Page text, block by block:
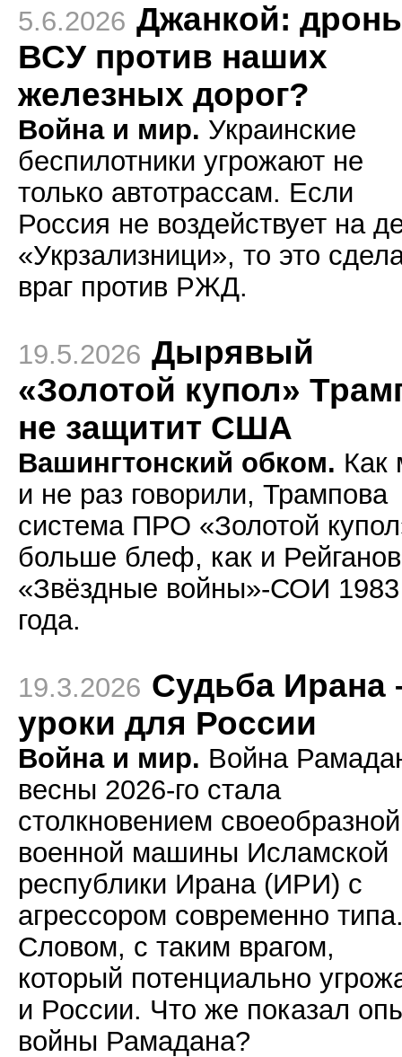
5.6.2026 Джанкой:
ВСУ против наших
железных дорог?
Война и мир. Украинские
беспилотники угрожают не
только автотрассам. Если
Россия не воздействует на
«Укрзализници», то это
враг против РЖД.
19.5.2026 Дырявый
«Золотой купол»
не защитит США
Вашингтонский обком. Как
и не раз говорили, Трампова
система ПРО «Золотой
больше блеф, как и
«Звёздные войны»-СОИ 1983
года.
19.3.2026 Судьба Ирана
уроки для России
Война и мир. Война
весны 2026-го стала
столкновением своеобразной
военной машины Исламской
республики Ирана (ИРИ) с
агрессором современно
Словом, с таким врагом,
который потенциально
и России. Что же показал
войны Рамадана?